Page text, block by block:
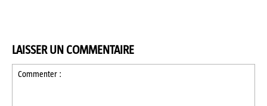
LAISSER UN COMMENTAIRE